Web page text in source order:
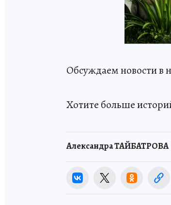
Обсуждаем новости в
Хотите больше
Александра ТАЙБАТРОВА